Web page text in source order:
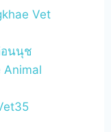
Vet
อนนุช
Animal